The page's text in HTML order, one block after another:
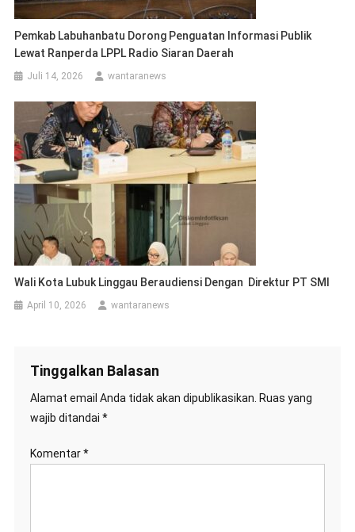
Pemkab Labuhanbatu Dorong Penguatan Informasi Publik
Lewat Ranperda LPPL Radio Siaran Daerah
Juli 14, 2026 wantaranews
Wali Kota Lubuk Linggau Beraudiensi Dengan Direktur PT SMI
April 10, 2026 wantaranews
Tinggalkan Balasan
Alamat email Anda tidak akan dipublikasikan. Ruas yang
wajib ditandai *
Komentar*